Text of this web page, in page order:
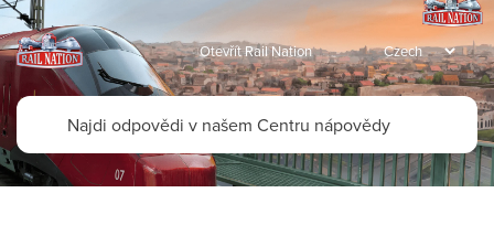
Otevřít Rail Nation